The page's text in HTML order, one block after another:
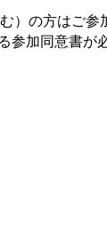
）の方はご参
加同意書が